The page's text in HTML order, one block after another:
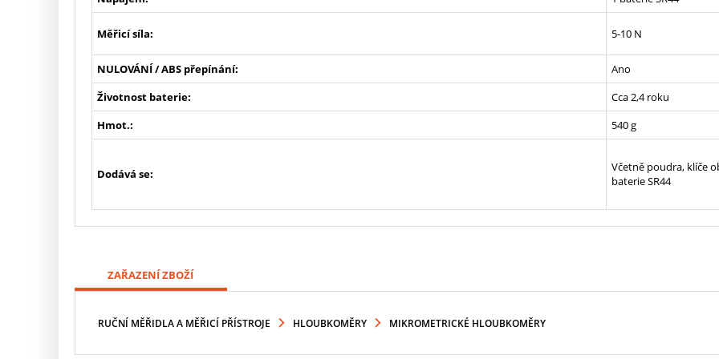
Měřicí síla: 5-10 N
NULOVÁNÍ / ABS přepínání:
Ano
Životnost baterie:
Cca 2,4 roku
Hmot.:
540 g
Dodává se:
Včetně poudra, klíče
baterie SR44
ZAŘAZENÍ ZBOŽÍ
RUČNÍ MĚŘIDLA A MĚŘICÍ PŘÍSTROJE HLOUBKOMĚRY MIKROMETRICKÉ HLOUBKOMĚRY